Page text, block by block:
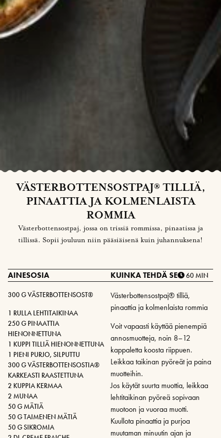
VÄSTERBOTTENSOSTPAJ® TILLIÄ,
PINAATTIA JA KOLMENLAISTA
ROMMIA
Västerbottensostpaj, jossa on trissiä rommissa, pinaatissa ja
tillissä. Sopii jouluun niin pääsiäisenä kuin juhannuksena!
AINESOSIA
300 G VÄSTERBOTTENSOST®
1 RULLA LEHTITAIKINAA
250 G PINAATTIA
HIENONNETTUNA
1 KUPPI TILLIÄ HIENONNETTUNA
1 PIENI PURJO, SILPUTTU
300 G VÄSTERBOTTENSOSTIA®
KARKEASTI RAASTETTUNA
2 KUPPIA KERMAA
2 MUNAA
50 G MÄTIÄ
50 G TAIMENEN MÄTIÄ
50 G SIKROMIA
KUINKA TEHDÄ SE 60 MIN
Västerbottensostpaj® tilliä,
pinaattia ja kolmenlaista rommia
Voit vapaasti käyttää pienempiä
annosmuotteja, noin 8–12
kappaletta koosta riippuen.
Leikkaa taikinan pyöreät ja paina
muotteihin.
Jos käytät suurta muottia, leikkaa
lehtitaikinan pyöreä sopivaan
muotoon ja vuoraa muotti.
Kuullota pinaattia ja purjoa
muutaman minuutin ajan ja